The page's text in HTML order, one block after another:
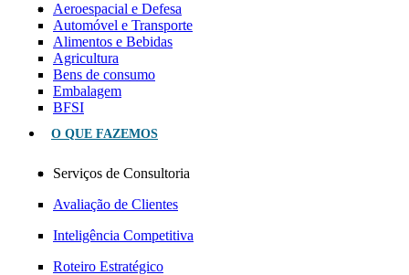
Aeroespacial e Defesa
Automóvel e Transporte
Alimentos e Bebidas
Agricultura
Bens de consumo
Embalagem
BFSI
O QUE FAZEMOS
Serviços de Consultoria
Avaliação de Clientes
Inteligência Competitiva
Roteiro Estratégico